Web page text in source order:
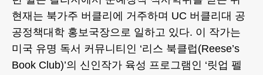
현재는 북가주 버클리에 거주하며 UC 버클리대 공
공정책대학 홍보국장으로 일하고 있다. 이 작가는
미국 유명 독서 커뮤니티인 ‘리스 북클럽(Reese’s
Book Club)’의 신인작가 육성 프로그램인 ‘릿업 펠